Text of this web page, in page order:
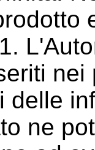
nei
delle
ne